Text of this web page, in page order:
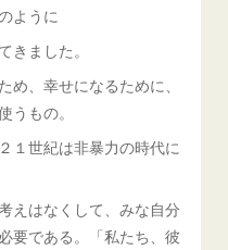
ように
ました。
、幸せになるために、
うもの。
１世紀は非暴力の時代に
えはなくして、みな自分
要である。「私たち、彼